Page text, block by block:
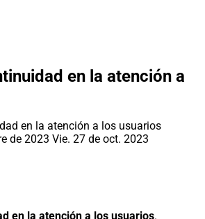
en la atención a
de 2023 Vie. 27 de oct. 2023
en la atención a los usuarios.